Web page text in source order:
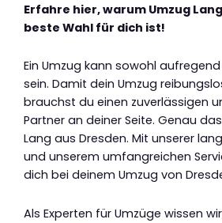
Erfahre hier, warum Umzug
beste Wahl für dich ist!
Ein Umzug kann sowohl
sein. Damit dein Umzug
brauchst du einen zuverlässigen
Partner an deiner Seite. Genau
Lang aus Dresden. Mit unserer
und unserem umfangreichen
dich bei deinem Umzug von
Als Experten für Umzüge wissen